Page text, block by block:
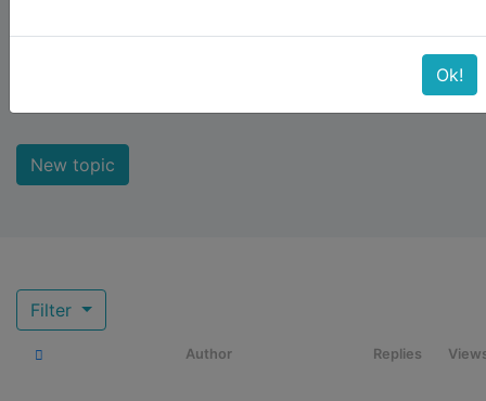
Interrail and Eurail
New topic
Filter
Author Replies
Ok!